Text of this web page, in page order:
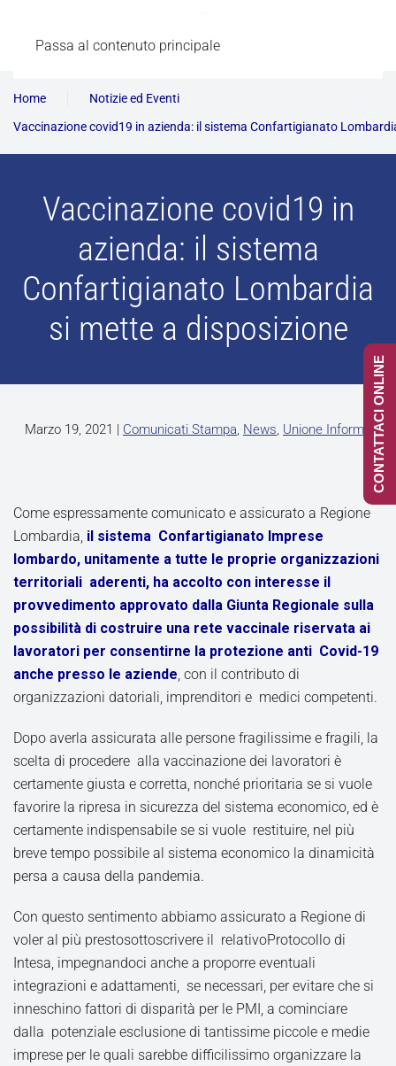
Passa al contenuto principale
Home
Notizie ed Eventi
Vaccinazione covid19 in azienda: il sistema Confartigianato
Vaccinazione covid19 in
azienda: il sistema
Confartigianato Lombardia
si mette a disposizione
Marzo 19, 2021 | Comunicati Stampa, News, Unione Informa
Come espressamente comunicato e assicurato a Regione
Lombardia, il sistema Confartigianato Imprese
lombardo, unitamente a tutte le proprie organizzazioni
territoriali aderenti, ha accolto con interesse il
provvedimento approvato dalla Giunta Regionale sulla
possibilità di costruire una rete vaccinale riservata ai
lavoratori per consentirne la protezione anti Covid-19
anche presso le aziende, con il contributo di
organizzazioni datoriali, imprenditori e medici competenti.
Dopo averla assicurata alle persone fragilissime e fragili, la
scelta di procedere alla vaccinazione dei lavoratori è
certamente giusta e corretta, nonché prioritaria se si vuole
favorire la ripresa in sicurezza del sistema economico, ed è
certamente indispensabile se si vuole restituire, nel più
breve tempo possibile al sistema economico la dinamicità
persa a causa della pandemia.
Con questo sentimento abbiamo assicurato a Regione di
voler al più prestosottoscrivere il relativoProtocollo di
Intesa, impegnandoci anche a proporre eventuali
integrazioni e adattamenti, se necessari, per evitare che si
inneschino fattori di disparità per le PMI, a cominciare
dalla potenziale esclusione di tantissime piccole e medie
imprese per le quali sarebbe difficilissimo organizzare la
CONTATTACI ONLINE